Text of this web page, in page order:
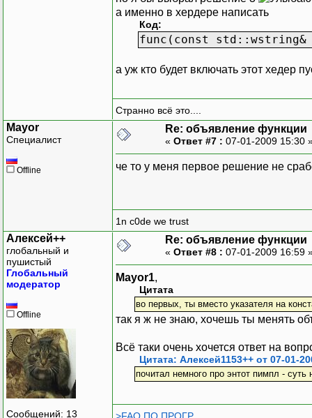
а именно в хердере написать
Код:
func(const
а уж кто будет включать этот хедер
Странно всё это....
Mayor
Специалист
Offline
Re: объявление функции
« Ответ #7 : 07-01-2009 15:30
че то у меня первое решение не
1n c0de we trust
Алексей++
глобальный и
пушистый
Глобальный
модератор
Offline
Сообщений: 13
Re: объявление функции
« Ответ #8 : 07-01-2009 16:59
Mayor1,
Цитата
во первых, ты вместо указателя на
так я ж не знаю, хочешь ты менять
Всё таки очень хочется ответ на
Цитата: Алексей1153++ от 07-01-
почитал немного про энтот пимпл -